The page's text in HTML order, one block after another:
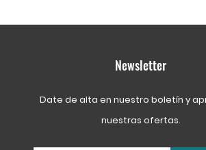
Newsletter
Date de alta en nuestro boletín y
nuestras ofertas.